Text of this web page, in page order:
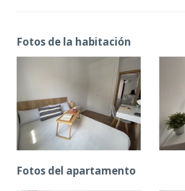
Fotos de la habitación
Fotos del apartamento